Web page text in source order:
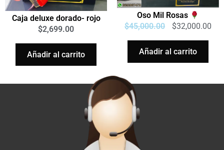
Caja deluxe dorado- rojo
$2,699.00
Añadir al carrito
Oso Mil Rosas
$45,000.00 $32,000.00
Añadir al carrito